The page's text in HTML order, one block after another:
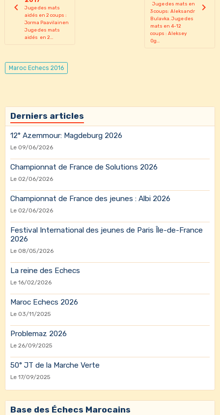
Juge des mats
aidés en 2 coups :
Jorma Paavilainen
Juge des mats
aidés en 2...
Juge des mats en
3 coups: Aleksandr
Bulavka. Juge des
mats en 4-12
coups : Aleksey
Og...
Maroc Echecs 2016
Derniers articles
12° Azemmour: Magdeburg 2026
Le 09/06/2026
Championnat de France de Solutions 2026
Le 02/06/2026
Championnat de France des jeunes : Albi 2026
Le 02/06/2026
Festival International des jeunes de Paris Île-de-France
2026
Le 08/05/2026
La reine des Echecs
Le 16/02/2026
Maroc Echecs 2026
Le 03/11/2025
Problemaz 2026
Le 26/09/2025
50° JT de la Marche Verte
Le 17/09/2025
Base des Échecs Marocains